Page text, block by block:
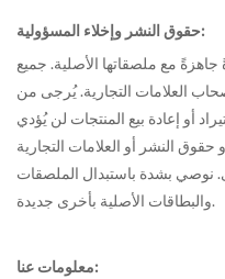
حقوق النشر وإخلاء المسؤولية:
جاهزةً مع ملصقاتها الأصلية. جميع
العلامات التجارية. يُرجى من
أو إعادة بيع المنتجات لن يُؤدي
حقوق النشر أو العلامات التجارية
نوصي بشدة باستبدال الملصقات
والبطاقات الأصلية بأخرى جديدة.
معلومات عنا: